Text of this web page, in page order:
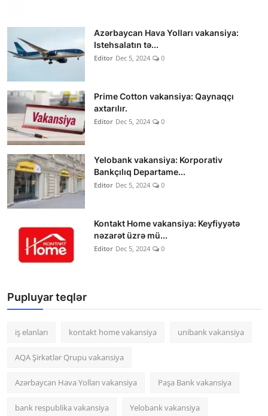
Azərbaycan Hava Yolları vakansiya:
Istehsalatın tə...
Editor Dec 5, 2024 0
Prime Cotton vakansiya: Qaynaqçı
axtarılır.
Editor Dec 5, 2024 0
Yelobank vakansiya: Korporativ
Bankçılıq Departame...
Editor Dec 5, 2024 0
Kontakt Home vakansiya: Keyfiyyətə
nəzarət üzrə mü...
Editor Dec 5, 2024 0
Pupluyar teqlər
iş elanları kontakt home vakansiya unibank vakansiya
AQA Şirkətlər Qrupu vakansiya
Azərbaycan Hava Yolları vakansiya Paşa Bank vakansiya
bank respublika vakansiya Yelobank vakansiya